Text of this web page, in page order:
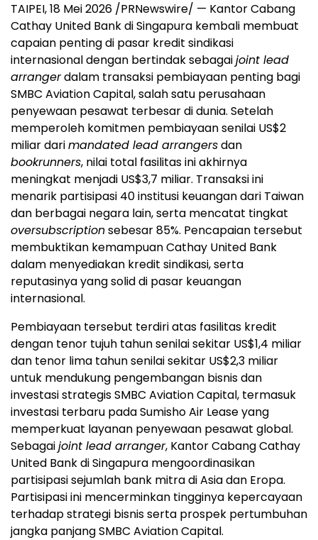
TAIPEI, 18 Mei 2026 /PRNewswire/ — Kantor Cabang
Cathay United Bank di Singapura kembali membuat
capaian penting di pasar kredit sindikasi
internasional dengan bertindak sebagaijoint lead
arrangerdalam transaksi pembiayaan penting bagi
SMBC Aviation Capital, salah satu perusahaan
penyewaan pesawat terbesar di dunia. Setelah
memperoleh komitmen pembiayaan senilai US$2
miliar darimandated lead arrangersdan
bookrunners, nilai total fasilitas ini akhirnya
meningkat menjadi US$3,7 miliar. Transaksi ini
menarik partisipasi 40 institusi keuangan dari Taiwan
dan berbagai negara lain, serta mencatat tingkat
oversubscriptionsebesar 85%. Pencapaian tersebut
membuktikan kemampuan Cathay United Bank
dalam menyediakan kredit sindikasi, serta
reputasinya yang solid di pasar keuangan
internasional.
Pembiayaan tersebut terdiri atas fasilitas kredit
dengan tenor tujuh tahun senilai sekitar US$1,4 miliar
dan tenor lima tahun senilai sekitar US$2,3 miliar
untuk mendukung pengembangan bisnis dan
investasi strategis SMBC Aviation Capital, termasuk
investasi terbaru pada Sumisho Air Lease yang
memperkuat layanan penyewaan pesawat global.
Sebagaijoint lead arranger, Kantor Cabang Cathay
United Bank di Singapura mengoordinasikan
partisipasi sejumlah bank mitra di Asia dan Eropa.
Partisipasi ini mencerminkan tingginya kepercayaan
terhadap strategi bisnis serta prospek pertumbuhan
jangka panjang SMBC Aviation Capital.